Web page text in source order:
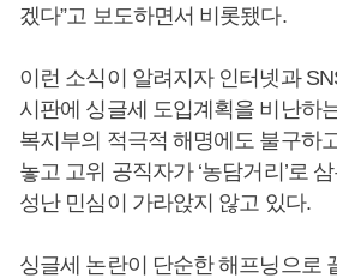
겠다”고 보도하면서 비롯됐다.
이런 소식이 알려지자 인터넷과
시판에 싱글세 도입계획을 비난하
복지부의 적극적 해명에도 불구하
놓고 고위 공직자가 ‘농담거리’로
성난 민심이 가라앉지 않고 있다.
싱글세 논란이 단순한 해프닝으로